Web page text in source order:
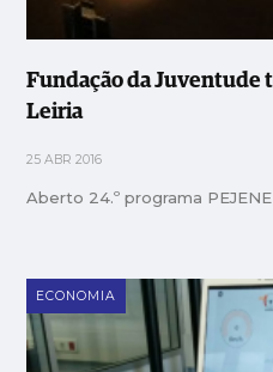
Fundação da Juventude tem 100
Leiria
25 ABR 2016
Aberto 24.º programa PEJENE
ECONOMIA